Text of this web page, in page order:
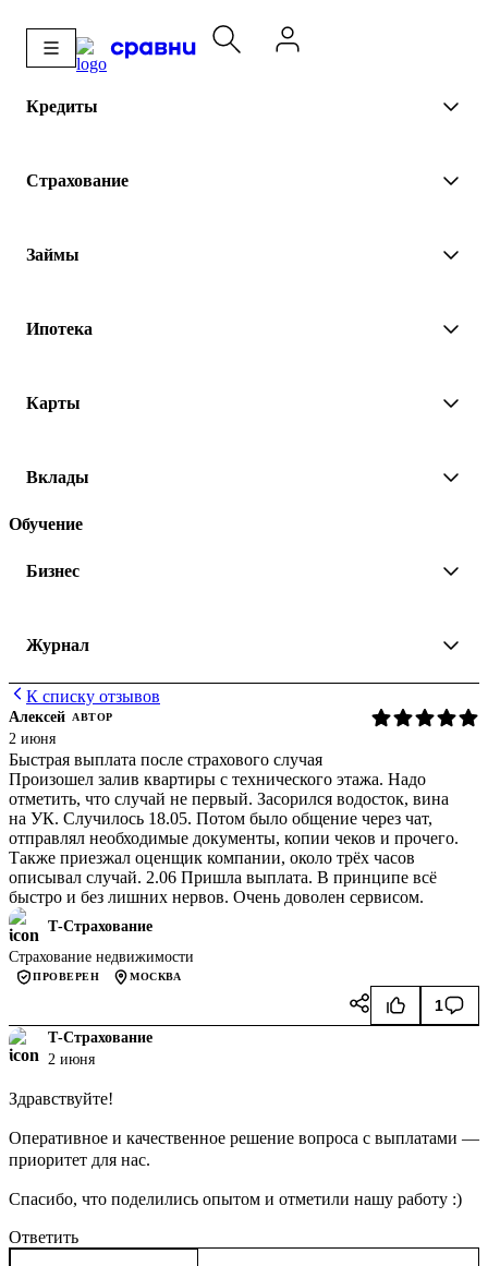
Кредиты
Страхование
Займы
Ипотека
Карты
Вклады
Обучение
Бизнес
Журнал
К списку отзывов
Алексей АВТОР
2 июня
Быстрая выплата после страхового случая
Произошел залив квартиры с технического этажа. Надо
отметить, что случай не первый. Засорился водосток, вина
на УК. Случилось 18.05. Потом было общение через чат,
отправлял необходимые документы, копии чеков и прочего.
Также приезжал оценщик компании, около трёх часов
описывал случай. 2.06 Пришла выплата. В принципе всё
быстро и без лишних нервов. Очень доволен сервисом.
Т-Страхование
Страхование недвижимости
ПРОВЕРЕН МОСКВА
1
Т-Страхование
2 июня
Здравствуйте!
Оперативное и качественное решение вопроса с выплатами —
приоритет для нас.
Спасибо, что поделились опытом и отметили нашу работу :)
Ответить